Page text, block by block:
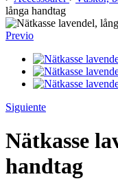
långa handtag
Previo
Siguiente
Nätkasse
handtag